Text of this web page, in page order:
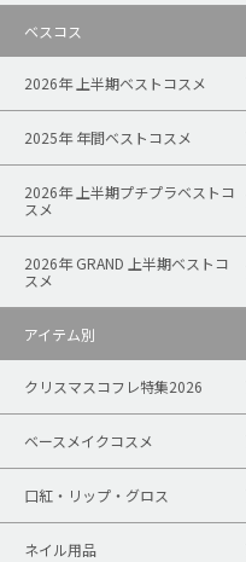
ベスコス
2026年 上半期ベストコスメ
2025年 年間ベストコスメ
2026年 上半期プチプラベストコ
スメ
2026年 GRAND 上半期ベストコ
スメ
アイテム別
クリスマスコフレ特集2026
ベースメイクコスメ
口紅・リップ・グロス
ネイル用品